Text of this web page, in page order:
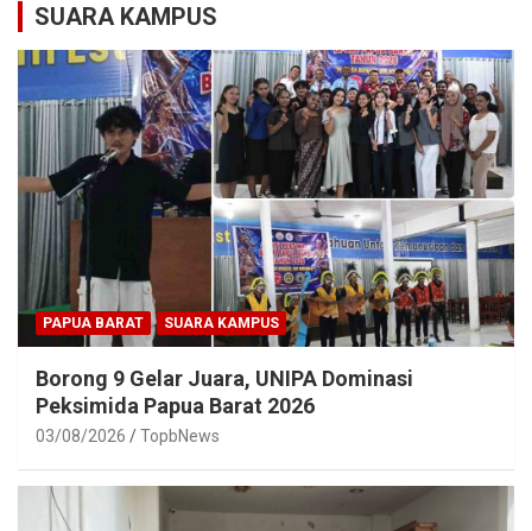
SUARA KAMPUS
PAPUA BARAT SUARA KAMPUS
Borong 9 Gelar Juara, UNIPA Dominasi
Peksimida Papua Barat 2026
03/08/2026 TopbNews